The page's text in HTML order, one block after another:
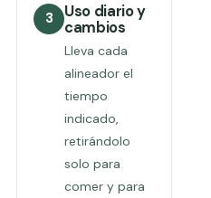
3
Uso diario y
cambios
Lleva cada
alineador el
tiempo
indicado,
retirándolo
solo para
comer y para